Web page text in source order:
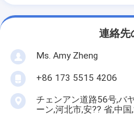
連絡先
Ms. Amy Zheng
+86 173 5515 4206
チェンアン道路56号,バ
ーン,河北市,安?? 省,中